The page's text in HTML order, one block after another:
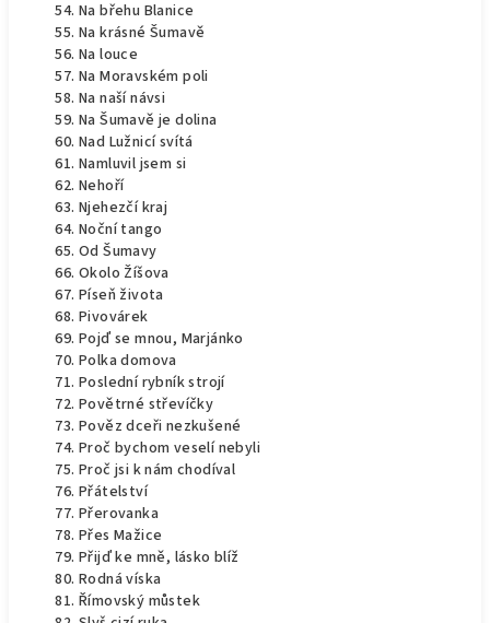
Na břehu Blanice
Na krásné Šumavě
Na louce
Na Moravském poli
Na naší návsi
Na Šumavě je dolina
Nad Lužnicí svítá
Namluvil jsem si
Nehoří
Njehezčí kraj
Noční tango
Od Šumavy
Okolo Žíšova
Píseň života
Pivovárek
Pojď se mnou, Marjánko
Polka domova
Poslední rybník strojí
Povětrné střevíčky
Pověz dceři nezkušené
Proč bychom veselí nebyli
Proč jsi k nám chodíval
Přátelství
Přerovanka
Přes Mažice
Přijď ke mně, lásko blíž
Rodná víska
Římovský můstek